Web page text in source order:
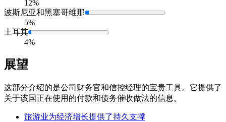
12%
波斯尼亚和黑塞哥维那
5%
土耳其
4%
展望
这部分介绍的是公司财务官和信控经理的宝贵工具。它提供了
关于该国正在使用的付款和债务催收做法的信息。
旅游业为经济增长提供了持久支撑